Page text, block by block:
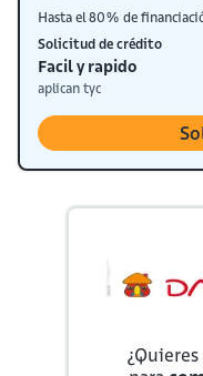
Hasta el 80% de
Solicitud de crédito
Facil y rapido
aplican tyc